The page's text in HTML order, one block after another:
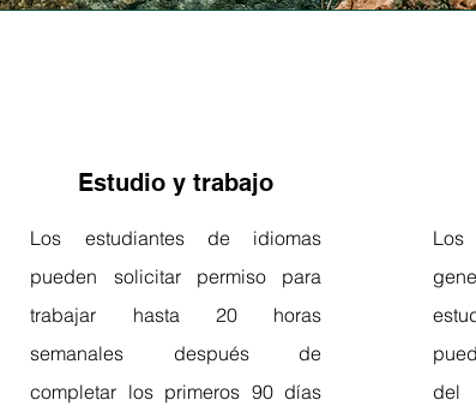
parte del año.
y
calidad-
Estudio y trabajo
Los estudiantes de idiomas
pueden solicitar permiso para
trabajar hasta 20 horas
semanales después de
completar los primeros 90 días
del